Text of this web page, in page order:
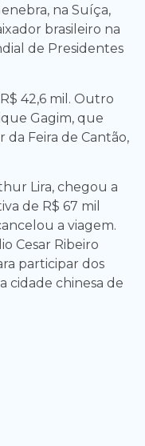
na Suíça,
brasileiro na
de Presidentes
42,6 mil. Outro
Gagim, que
da Feira de Cantão,
Lira, chegou a
de R$ 67 mil
a viagem.
Cesar Ribeiro
participar dos
cidade chinesa de